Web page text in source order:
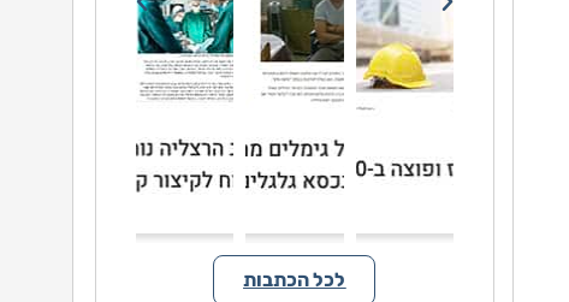
לכל הכתבות